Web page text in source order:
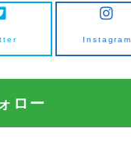
Instagram
ロー